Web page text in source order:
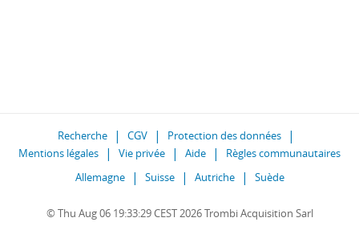
Recherche CGV
Protection des données
Mentions légales
Vie privée Aide
Règles communautaires
Allemagne
Suisse Autriche Suède
© Thu Aug 06 19:33:29 CEST 2026 Trombi Acquisition Sarl